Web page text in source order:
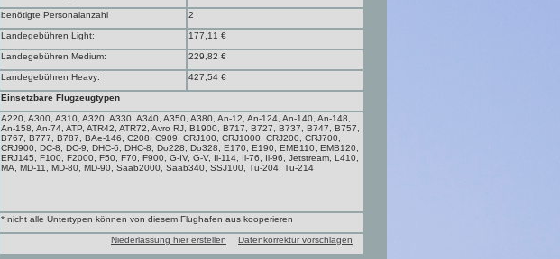
benötigte Personalanzahl 2
Landegebühren Light: 177,11 €
Landegebühren Medium: 229,82 €
Landegebühren Heavy: 427,54 €
Einsetzbare Flugzeugtypen
A220, A300, A310, A320, A330, A340, A350, A380, An-12, An-124, An-140, An-148,
An-158, An-74, ATP, ATR42, ATR72, Avro RJ, B1900, B717, B727, B737, B747, B757,
B767, B777, B787, BAe-146, C208, C909, CRJ100, CRJ1000, CRJ200, CRJ700,
CRJ900, DC-8, DC-9, DHC-6, DHC-8, Do228, Do328, E170, E190, EMB110, EMB120,
ERJ145, F100, F2000, F50, F70, F900, G-IV, G-V, Il-114, Il-76, Il-96, Jetstream, L410,
MA, MD-11, MD-80, MD-90, Saab2000, Saab340, SSJ100, Tu-204, Tu-214
* nicht alle Untertypen können von diesem Flughafen aus kooperieren
Niederlassung hier erstellen Datenkorrektur vorschlagen